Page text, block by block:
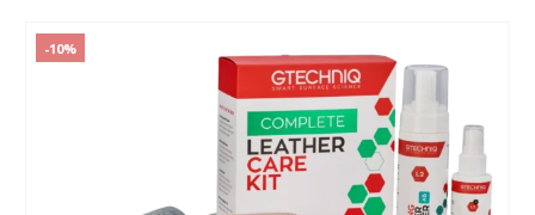
-10%